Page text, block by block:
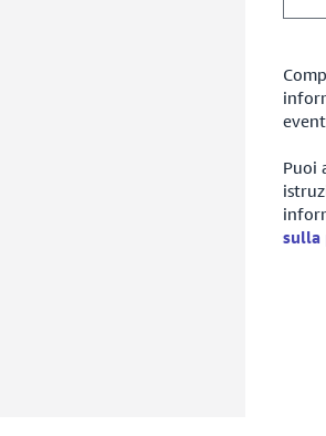
Puoi
sulla